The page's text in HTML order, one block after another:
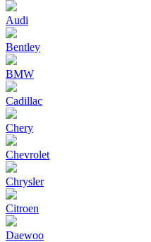
Audi
Bentley
BMW
Cadillac
Chery
Chevrolet
Chrysler
Citroen
Daewoo